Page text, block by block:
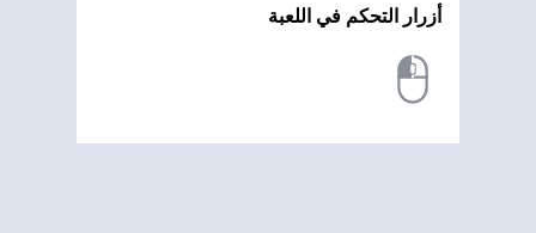
أزرار التحكم في اللعبة